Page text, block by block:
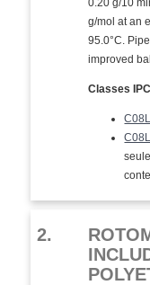
0.20 g/10
g/mol at an
95.0°C.
improved
Classes IPC
2.